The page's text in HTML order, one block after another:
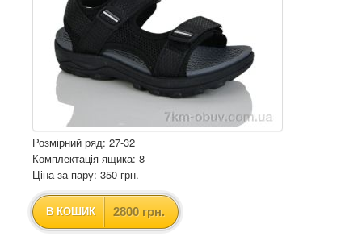
Розмірний ряд: 27-32
Комплектація ящика: 8
Ціна за пару: 350 грн.
В КОШИК 2800 грн.